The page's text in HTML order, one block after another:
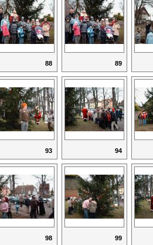
88 89
93 94
98 99